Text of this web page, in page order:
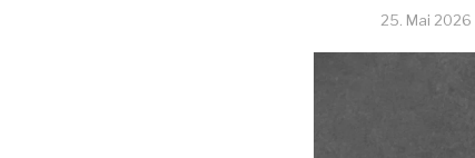
25. Mai 2026